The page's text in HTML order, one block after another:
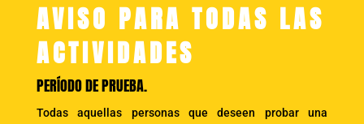
AVISO PARA TODAS LAS
ACTIVIDADES
PERÍODO DE PRUEBA.
Todas aquellas personas que deseen probar una